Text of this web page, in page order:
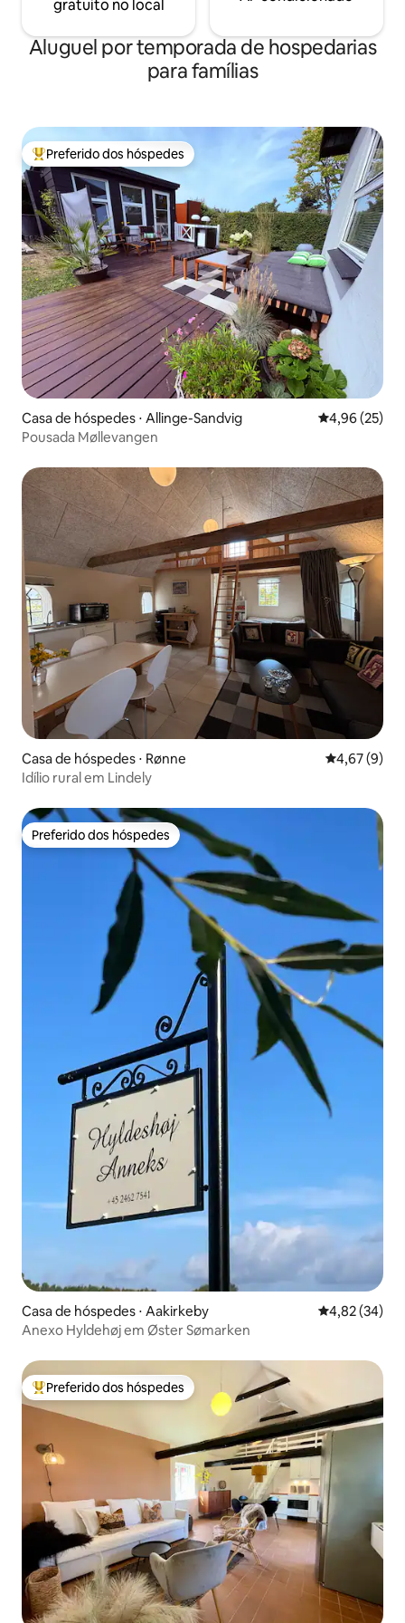
gratuito no local
Aluguel por temporada de hospedarias
para famílias
Entre os melhores preferidos dos hóspedes
Preferido dos hóspedes
Casa de hóspedes ⋅ Allinge-Sandvig 4,96 de uma
4,96 (25)
Pousada Møllevangen
Casa de hóspedes ⋅ Rønne 4,67 de uma
4,67 (9)
Idílio rural em Lindely
Preferido dos hóspedes
Preferido dos hóspedes
Casa de hóspedes ⋅ Aakirkeby 4,82 de uma
4,82 (34)
Anexo Hyldehøj em Øster Sømarken
Entre os melhores preferidos dos hóspedes
Preferido dos hóspedes